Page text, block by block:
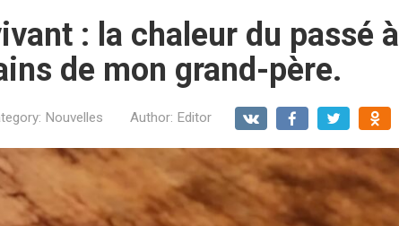
: la chaleur du passé à
de mon grand-père.
Nouvelles Author: Editor